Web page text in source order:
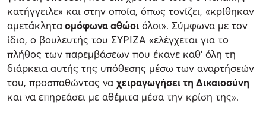
κατήγγειλε» και στην οποία, όπως τονίζει, «κρίθηκαν
αμετάκληταομόφωνα αθώοι όλοι». Σύμφωνα με τον
ίδιο, ο βουλευτής του ΣΥΡΙΖΑ «ελέγχεται για το
πλήθος των παρεμβάσεων που έκανε καθ’ όλη τη
διάρκεια αυτής της υπόθεσης μέσω των αναρτήσεών
του, προσπαθώντας να χειραγωγήσει τη Δικαιοσύνη
και να επηρεάσει με αθέμιτα μέσα την κρίση της».